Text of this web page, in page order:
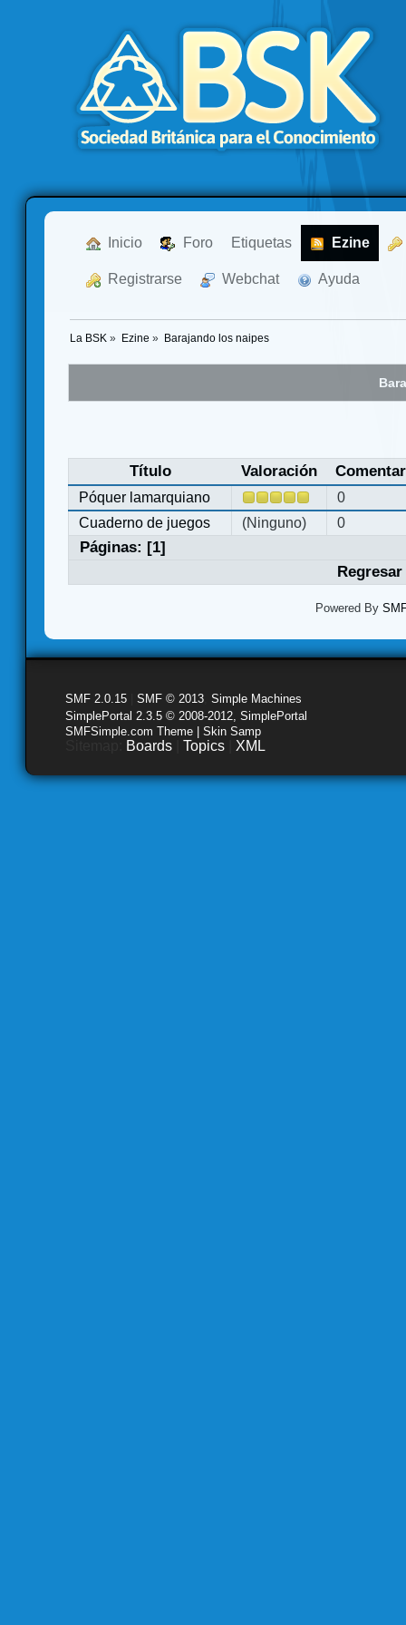
Inicio Foro Etiquetas Ezine
Registrarse Webchat Ayuda
La BSK » Ezine » Barajando los naipes
Título Valoración
Póquer lamarquiano
0
Cuaderno de juegos
(Ninguno) 0
Páginas: [1]
Powered By
SMF 2.0.15 SMF © 2013 Simple Machines
SimplePortal 2.3.5 © 2008-2012, SimplePortal
SMFSimple.com Theme | Skin Samp
Boards Topics XML